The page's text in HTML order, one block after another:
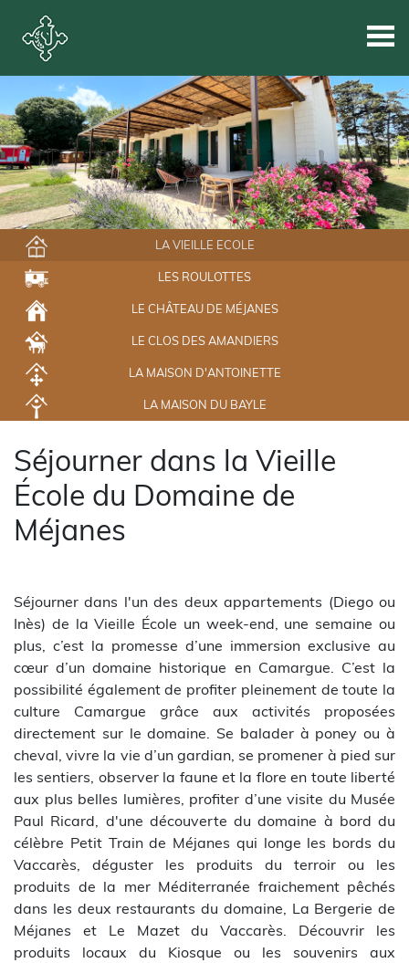
LA VIEILLE ECOLE
LES ROULOTTES
LE CHÂTEAU DE MÉJANES
LE CLOS DES AMANDIERS
LA MAISON D'ANTOINETTE
LA MAISON DU BAYLE
Séjourner dans la Vieille
École du Domaine de
Méjanes
Séjourner dans l'un des deux appartements (Diego ou
Inès) de la Vieille École un week-end, une semaine ou
plus, c’est la promesse d’une immersion exclusive au
cœur d’un domaine historique en Camargue. C’est la
possibilité également de profiter pleinement de toute la
culture Camargue grâce aux activités proposées
directement sur le domaine. Se balader à poney ou à
cheval, vivre la vie d’un gardian, se promener à pied sur
les sentiers, observer la faune et la flore en toute liberté
aux plus belles lumières, profiter d’une visite du Musée
Paul Ricard, d'une découverte du domaine à bord du
célèbre Petit Train de Méjanes qui longe les bords du
Vaccarès, déguster les produits du terroir ou les
produits de la mer Méditerranée fraichement pêchés
dans les deux restaurants du domaine, La Bergerie de
Méjanes et Le Mazet du Vaccarès. Découvrir les
produits locaux du Kiosque ou les souvenirs aux